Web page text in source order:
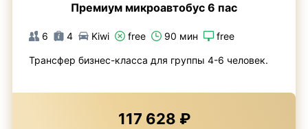
Премиум микроавтобус 6 пас
6 4 Kiwi free 90 мин free
Трансфер бизнес-класса для группы 4-6 человек.
117 628 ₽